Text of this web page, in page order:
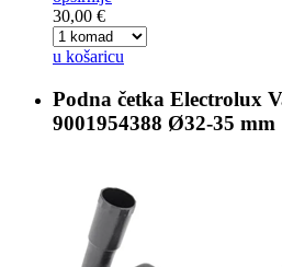
30,00 €
u košaricu
Podna četka Electrolux
9001954388 Ø32-35 mm